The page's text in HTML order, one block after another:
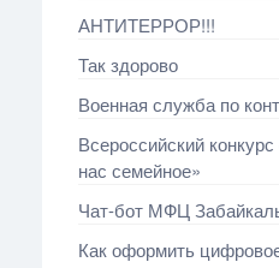
АНТИТЕРРОР!!!
Так здорово
Военная служба по
Всероссийский
нас семейное»
Чат-бот МФЦ
Как оформить